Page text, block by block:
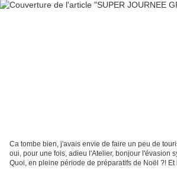
Ca tombe bien, j'avais envie de faire un peu de
oui, pour une fois, adieu l'Atelier, bonjour l'évasion
Quoi, en pleine période de préparatifs de Noël ?! Et